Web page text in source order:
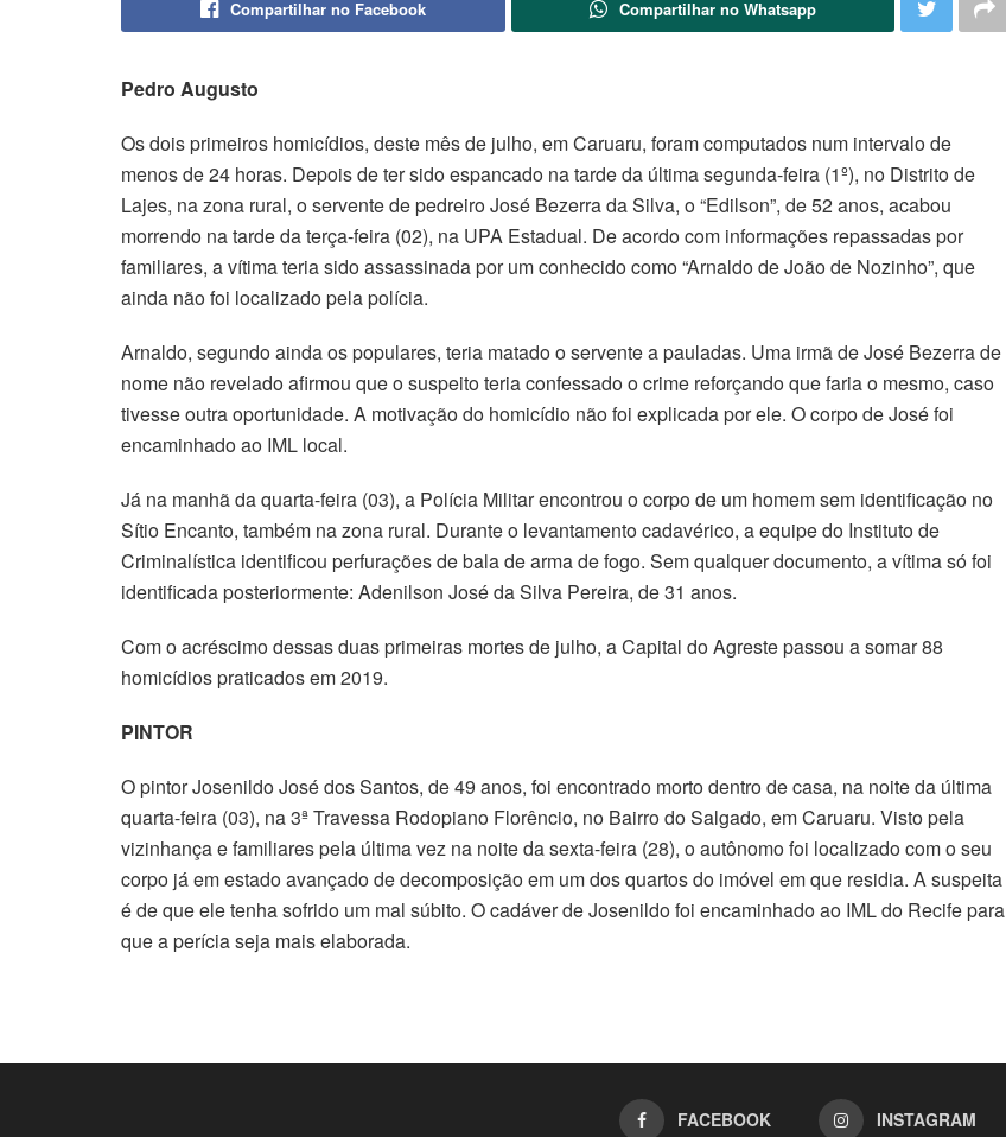
Compartilhar no Facebook Compartilhar no Whatsapp
Pedro Augusto
Os dois primeiros homicídios, deste mês de julho, em Caruaru, foram computados num intervalo de
menos de 24 horas. Depois de ter sido espancado na tarde da última segunda-feira (1º), no Distrito de
Lajes, na zona rural, o servente de pedreiro José Bezerra da Silva, o “Edilson”, de 52 anos, acabou
morrendo na tarde da terça-feira (02), na UPA Estadual. De acordo com informações repassadas por
familiares, a vítima teria sido assassinada por um conhecido como “Arnaldo de João de Nozinho”, que
ainda não foi localizado pela polícia.
Arnaldo, segundo ainda os populares, teria matado o servente a pauladas. Uma irmã de José Bezerra de
nome não revelado afirmou que o suspeito teria confessado o crime reforçando que faria o mesmo, caso
tivesse outra oportunidade. A motivação do homicídio não foi explicada por ele. O corpo de José foi
encaminhado ao IML local.
Já na manhã da quarta-feira (03), a Polícia Militar encontrou o corpo de um homem sem identificação no
Sítio Encanto, também na zona rural. Durante o levantamento cadavérico, a equipe do Instituto de
Criminalística identificou perfurações de bala de arma de fogo. Sem qualquer documento, a vítima só foi
identificada posteriormente: Adenilson José da Silva Pereira, de 31 anos.
Com o acréscimo dessas duas primeiras mortes de julho, a Capital do Agreste passou a somar 88
homicídios praticados em 2019.
PINTOR
O pintor Josenildo José dos Santos, de 49 anos, foi encontrado morto dentro de casa, na noite da última
quarta-feira (03), na 3ª Travessa Rodopiano Florêncio, no Bairro do Salgado, em Caruaru. Visto pela
vizinhança e familiares pela última vez na noite da sexta-feira (28), o autônomo foi localizado com o seu
corpo já em estado avançado de decomposição em um dos quartos do imóvel em que residia. A suspeita
é de que ele tenha sofrido um mal súbito. O cadáver de Josenildo foi encaminhado ao IML do Recife para
que a perícia seja mais elaborada.
FACEBOOK INSTAGRAM